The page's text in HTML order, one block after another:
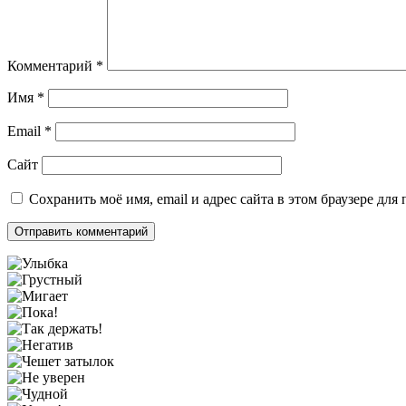
Комментарий *
Имя *
Email *
Сайт
Сохранить моё имя, email и адрес сайта в этом браузере